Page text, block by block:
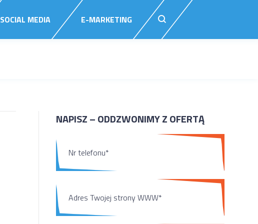
SOCIAL MEDIA E-MARKETING
NAPISZ – ODDZWONIMY Z OFERTĄ